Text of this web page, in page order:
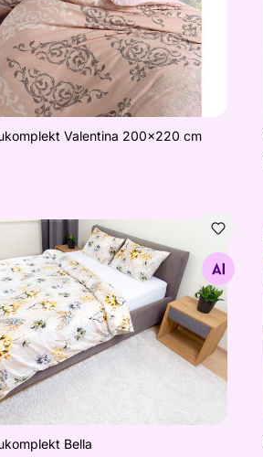
Valentina 200x220 cm
Bella
Otsi sarnaseid
Bella